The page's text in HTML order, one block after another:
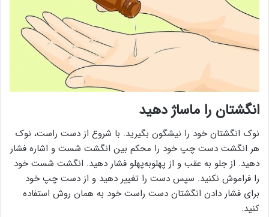
انگشتان را ماساژ دهید
نوک انگشتان خود را نیشگون بگیرید. با شروع از دست راست، نوک
هر انگشت دست چپ خود را محکم بین انگشت شست و اشاره فشار
دهید. از جلو به عقب و از پهلوبه‌پهلو فشار دهید. انگشت شست خود
را فراموش نکنید. سپس دست را تغییر دهید و از دست چپ خود
برای فشار دادن انگشتان دست راست خود به همان روش استفاده
کنید.